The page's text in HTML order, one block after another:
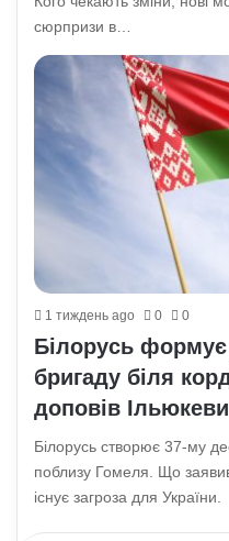
сюрпризи в…
1 тиждень ago 0 0
Білорусь
бригаду біля
доповів
Білорусь створює 37-му
поблизу Гомеля. Що
існує загроза для України.